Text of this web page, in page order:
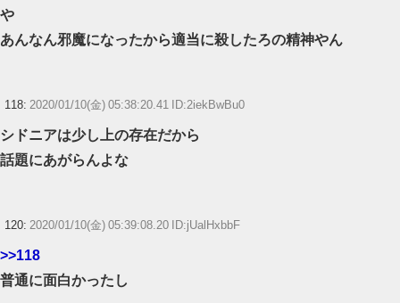
や
あんなん邪魔になったから適当に殺したろの精神やん
118: 2020/01/10(金) 05:38:20.41 ID:2iekBwBu0
シドニアは少し上の存在だから
話題にあがらんよな
120: 2020/01/10(金) 05:39:08.20 ID:jUalHxbbF
>>118
普通に面白かったし